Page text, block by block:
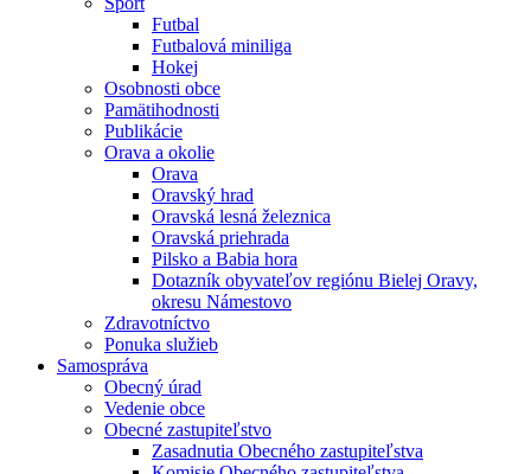
Futbal
Futbalová miniliga
Hokej
Osobnosti obce
Pamätihodnosti
Publikácie
Orava a okolie
Orava
Oravský hrad
Oravská lesná železnica
Oravská priehrada
Pilsko a Babia hora
Dotazník obyvateľov regiónu Bielej Oravy,
okresu Námestovo
Zdravotníctvo
Ponuka služieb
Samospráva
Obecný úrad
Vedenie obce
Obecné zastupiteľstvo
Zasadnutia Obecného zastupiteľstva